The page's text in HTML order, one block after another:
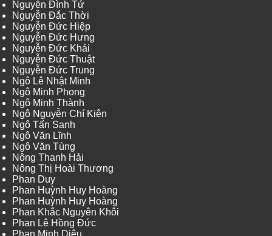
Nguyễn Đình Tứ
Nguyễn Đắc Thời
Nguyễn Đức Hiệp
Nguyễn Đức Hưng
Nguyễn Đức Khải
Nguyễn Đức Thuật
Nguyễn Đức Trung
Ngô Lê Nhật Minh
Ngô Minh Phong
Ngô Minh Thành
Ngô Nguyễn Chí Kiên
Ngô Tấn Sanh
Ngô Văn Lĩnh
Ngô Văn Tùng
Nông Thanh Hải
Nông Thị Hoài Thương
Phan Duy
Phan Huỳnh Huy Hoàng
Phan Huỳnh Huy Hoàng
Phan Khắc Nguyên Khôi
Phan Lê Hồng Đức
Phan Minh Diệu